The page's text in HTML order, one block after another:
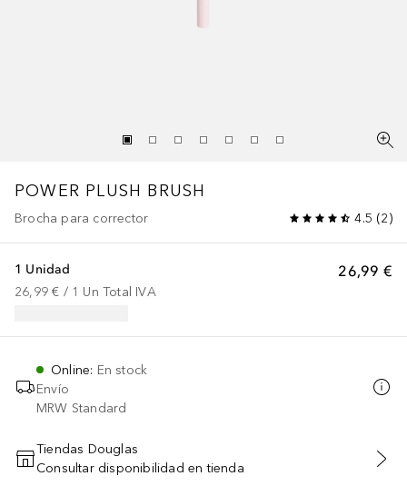
POWER PLUSH BRUSH
Brocha para corrector 4.5 (2)
26,99 €
1 Unidad
26,99 € / 1 Un Total IVA
Online: En stock
Envío
MRW Standard
AÑADIR AL CARRITO
Tiendas Douglas
Consultar disponibilidad en tienda